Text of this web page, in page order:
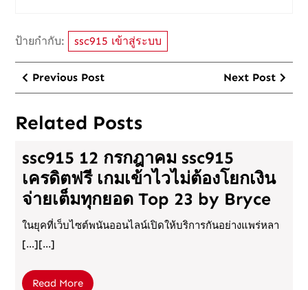
ป้ายกำกับ: ssc915 เข้าสู่ระบบ
แนะแนว
เรื่อง
Previous PostPrevious
Post
Next Post
Post
Related Posts
ssc915 12 กรกฎาคม ssc915
เครดิตฟรี เกมเข้าไวไม่ต้องโยกเงิน
จ่ายเต็มทุกยอด Top 23 by Bryce
ในยุคที่เว็บไซต์พนันออนไลน์เปิดให้บริการกันอย่างแพร่หลา
[…][...]
Read MoreRead